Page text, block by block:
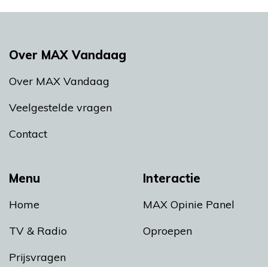
Menu
Home
TV & Radio
Prijsvragen
Interactie
MAX Opinie Panel
Oproepen
Over MAX Vandaag
Over MAX Vandaag
Veelgestelde vragen
Contact